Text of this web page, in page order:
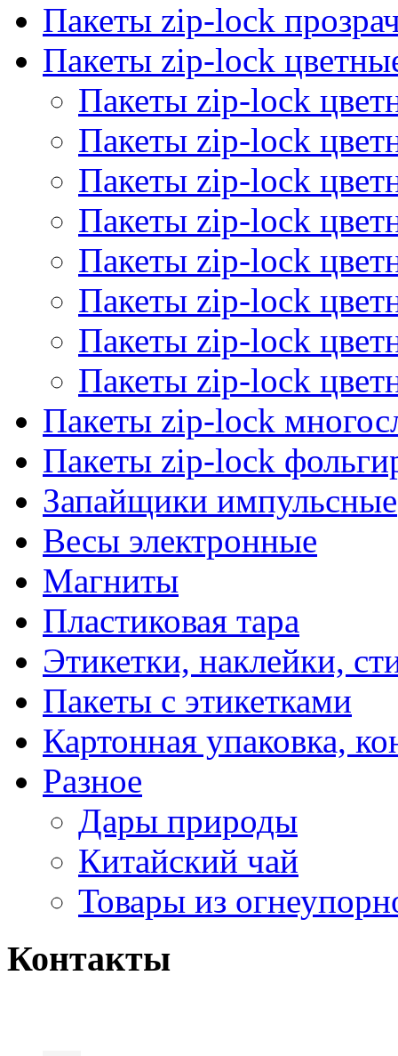
Пакеты zip-lock
Пакеты zip-lock
Пакеты zip-lock
Пакеты zip-lock
Пакеты zip-lock
Пакеты zip-lock
Пакеты zip-lock
Пакеты zip-lock
Пакеты zip-lock
Пакеты zip-lock
Пакеты zip-lock
Пакеты zip-lock
Запайщики импульсные
Весы электронные
Магниты
Пластиковая тара
Этикетки, наклейки,
Пакеты с этикетками
Картонная упаковка,
Разное
Дары природы
Китайский чай
Товары из
Контакты